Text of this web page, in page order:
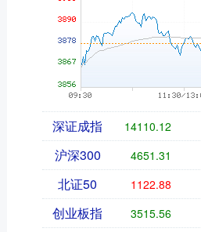
深证成指 14110.12
沪深300 4651.31
北证50 1122.88
创业板指 3515.56